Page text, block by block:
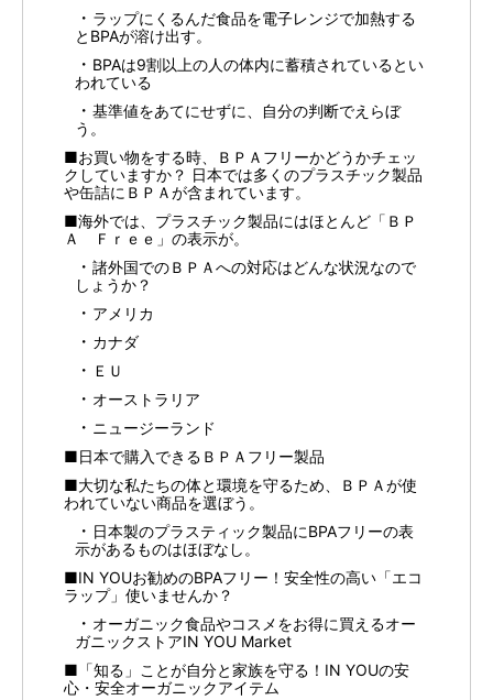
ラップにくるんだ食品を電子レンジで加熱する
とBPAが溶け出す。
BPAは9割以上の人の体内に蓄積されているとい
われている
基準値をあてにせずに、自分の判断でえらぼ
う。
■お買い物をする時、ＢＰＡフリーかどうかチェッ
クしていますか？ 日本では多くのプラスチック製品
や缶詰にＢＰＡが含まれています。
■海外では、プラスチック製品にはほとんど「ＢＰ
Ａ Ｆｒｅｅ」の表示が。
諸外国でのＢＰＡへの対応はどんな状況なので
しょうか？
アメリカ
カナダ
ＥＵ
オーストラリア
ニュージーランド
■日本で購入できるＢＰＡフリー製品
■大切な私たちの体と環境を守るため、ＢＰＡが使
われていない商品を選ぼう。
日本製のプラスティック製品にBPAフリーの表
示があるものはほぼなし。
■IN YOUお勧めのBPAフリー！安全性の高い「エコ
ラップ」使いませんか？
オーガニック食品やコスメをお得に買えるオー
ガニックストアIN YOU Market
■「知る」ことが自分と家族を守る！IN YOUの安
心・安全オーガニックアイテム